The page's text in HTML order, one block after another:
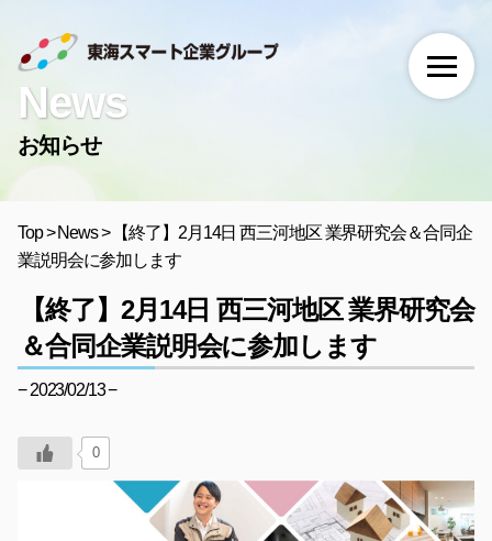
News
お知らせ
Top>News> 【終了】2月14日 西三河地区 業界研究会＆合同企
業説明会に参加します
【終了】2月14日 西三河地区 業界研究会
＆合同企業説明会に参加します
− 2023/02/13 −
0